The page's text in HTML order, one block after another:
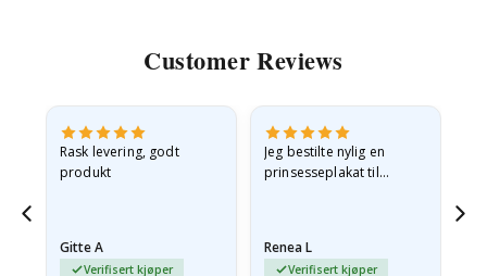
Customer Reviews
Rask levering, godt
produkt
Gitte A
Verifisert kjøper
Jeg bestilte nylig en
prinsesseplakat til
e-post…
Renea L
Verifisert kjøper